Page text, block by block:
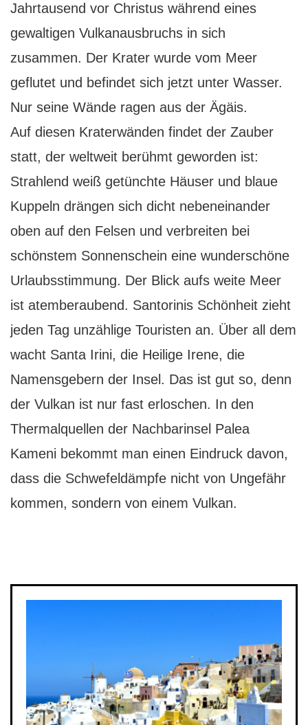
Jahrtausend vor Christus während eines
gewaltigen Vulkanausbruchs in sich
zusammen. Der Krater wurde vom Meer
geflutet und befindet sich jetzt unter Wasser.
Nur seine Wände ragen aus der Ägäis.
Auf diesen Kraterwänden findet der Zauber
statt, der weltweit berühmt geworden ist:
Strahlend weiß getünchte Häuser und blaue
Kuppeln drängen sich dicht nebeneinander
oben auf den Felsen und verbreiten bei
schönstem Sonnenschein eine wunderschöne
Urlaubsstimmung. Der Blick aufs weite Meer
ist atemberaubend. Santorinis Schönheit zieht
jeden Tag unzählige Touristen an. Über all dem
wacht Santa Irini, die Heilige Irene, die
Namensgebern der Insel. Das ist gut so, denn
der Vulkan ist nur fast erloschen. In den
Thermalquellen der Nachbarinsel Palea
Kameni bekommt man einen Eindruck davon,
dass die Schwefeldämpfe nicht von Ungefähr
kommen, sondern von einem Vulkan.